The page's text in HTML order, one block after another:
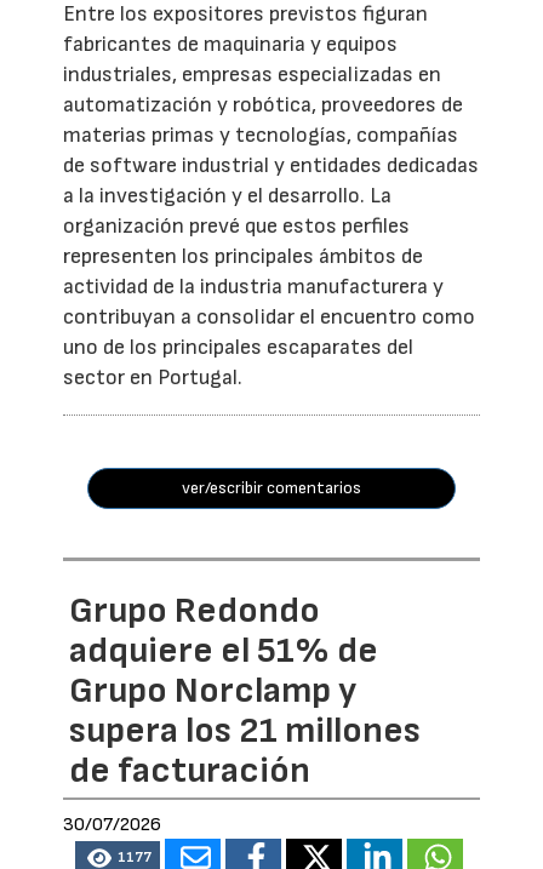
Entre los expositores previstos figuran
fabricantes de maquinaria y equipos
industriales, empresas especializadas en
automatización y robótica, proveedores de
materias primas y tecnologías, compañías
de software industrial y entidades dedicadas
a la investigación y el desarrollo. La
organización prevé que estos perfiles
representen los principales ámbitos de
actividad de la industria manufacturera y
contribuyan a consolidar el encuentro como
uno de los principales escaparates del
sector en Portugal.
ver/escribir comentarios
Grupo Redondo
adquiere el 51% de
Grupo Norclamp y
supera los 21 millones
de facturación
30/07/2026
1177